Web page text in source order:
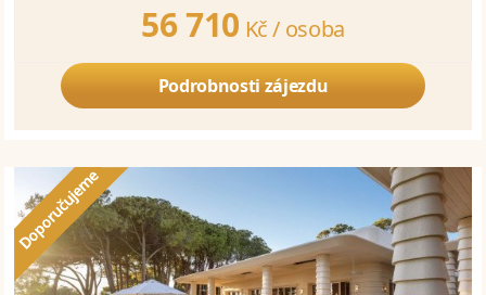
56 710 Kč / osoba
Podrobnosti zájezdu